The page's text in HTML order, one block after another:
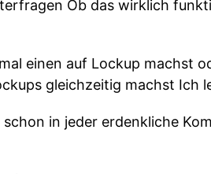
Ob das wirklich
einen auf Lockup machst
gleichzeitig machst Ich
in jeder erdenkliche